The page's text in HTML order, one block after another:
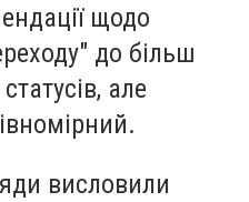
щодо
до більш
але
висловили